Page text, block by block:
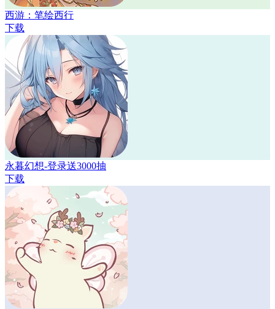
西游：笔绘西行
下载
永暮幻想-登录送3000抽
下载